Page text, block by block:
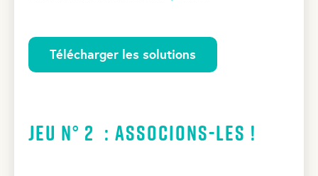
Télécharger les solutions
Jeu N° 2 : Associons-les !